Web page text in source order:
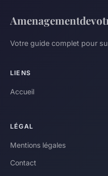
Votre guide complet pour
LIENS
Accueil
LÉGAL
Mentions légales
Contact